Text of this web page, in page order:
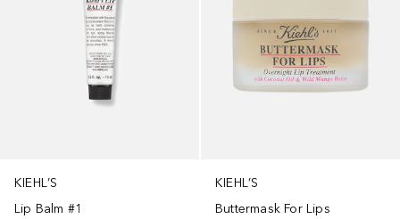
KIEHL’S
Lip Balm #1
KIEHL’S
Buttermask For Lips